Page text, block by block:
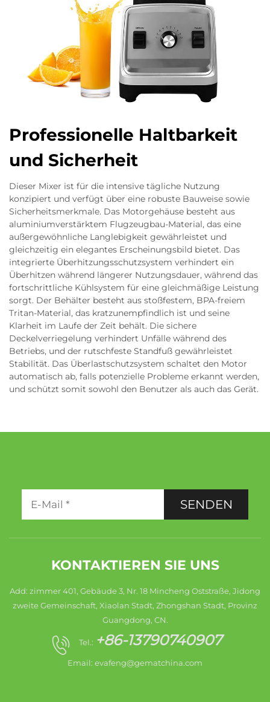
Professionelle Haltbarkeit
und Sicherheit
Dieser Mixer ist für die intensive tägliche Nutzung
konzipiert und verfügt über eine robuste Bauweise sowie
Sicherheitsmerkmale. Das Motorgehäuse besteht aus
aluminiumverstärktem Flugzeugbau-Material, das eine
außergewöhnliche Langlebigkeit gewährleistet und
gleichzeitig ein elegantes Erscheinungsbild bietet. Das
integrierte Überhitzungsschutzsystem verhindert ein
Überhitzen während längerer Nutzungsdauer, während das
fortschrittliche Kühlsystem für eine gleichmäßige Leistung
sorgt. Der Behälter besteht aus stoßfestem, BPA-freiem
Tritan-Material, das kratzunempfindlich ist und seine
Klarheit im Laufe der Zeit behält. Die sichere
Deckelverriegelung verhindert Unfälle während des
Betriebs, und der rutschfeste Standfuß gewährleistet
Stabilität. Das Überlastschutzsystem schaltet den Motor
automatisch ab, falls potenzielle Probleme erkannt werden,
und schützt somit sowohl den Benutzer als auch das Gerät.
SENDEN
KONTAKTIEREN SIE UNS
Add: zimmer 401, Gebäude 3, Nr. 18 Mincheng Oststraße, Jidong
zweite Gemeinschaft, Xiaolan Stadt, Zhongshan Stadt, Provinz
Guangdong, CN.
Tel.: +86-13790740907
Email: evafeng@gematchina.com